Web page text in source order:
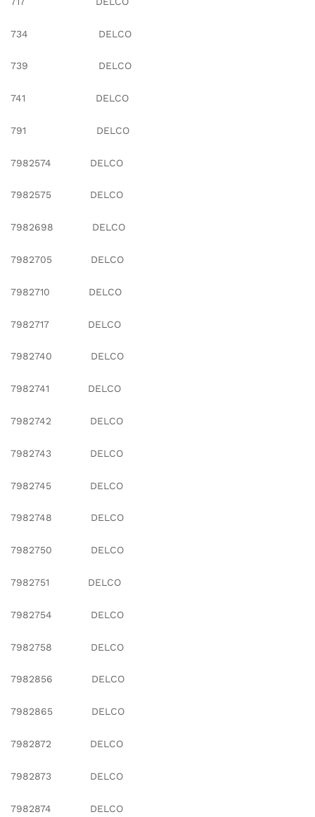
734 DELCO
739 DELCO
741 DELCO
791 DELCO
7982574 DELCO
7982575 DELCO
7982698 DELCO
7982705 DELCO
7982710 DELCO
7982717 DELCO
7982740 DELCO
7982741 DELCO
7982742 DELCO
7982743 DELCO
7982745 DELCO
7982748 DELCO
7982750 DELCO
7982751 DELCO
7982754 DELCO
7982758 DELCO
7982856 DELCO
7982865 DELCO
7982872 DELCO
7982873 DELCO
7982874 DELCO